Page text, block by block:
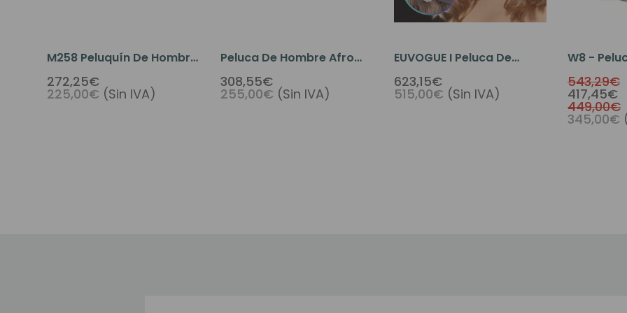
M258 Peluquín De Hombre
De Cabello Humano Con
Base De Piel Y Parte
272,25€
225,00€ (Sin IVA)
Peluca De Hombre Afro
M108 Con Parte Superior
Mono Y Cabello Afro
308,55€
255,00€ (Sin IVA)
EUVOGUE I Peluca De
Cabello Europeo Con
Parte Superior De Encaje
623,15€
515,00€ (Sin IVA)
W8 -
Hombres
De
Parte
543,29€
417,45€
449,00€
345,00€